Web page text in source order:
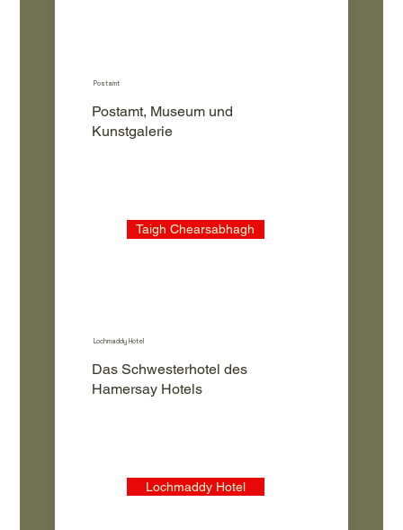
Postamt
Postamt, Museum und
Kunstgalerie
Taigh Chearsabhagh
Lochmaddy Hotel
Das Schwesterhotel des
Hamersay Hotels
Lochmaddy Hotel